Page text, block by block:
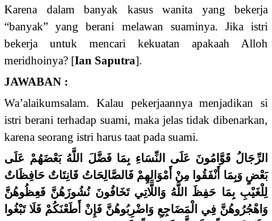
Karena dalam banyak kasus wanita yang bekerja
“banyak” yang berani melawan suaminya. Jika istri
bekerja untuk mencari kekuatan apakaah Alloh
meridhoinya? [Ian Saputra].
JAWABAN :
Wa’alaikumsalam. Kalau pekerjaannya menjadikan si
istri berani terhadap suami, maka jelas tidak dibenarkan,
karena seorang istri harus taat pada suami.
الرِّجَالُ قَوَّامُونَ عَلَى النِّسَاءِ بِمَا فَضَّلَ اللَّهُ بَعْضَهُمْ عَلَى
بَعْضٍ وَبِمَا أَنْفَقُوا مِنْ أَمْوَالِهِمْ فَالصَّالِحَاتُ قَانِتَاتٌ حَافِظَاتٌ
لِلْغَيْبِ بِمَا حَفِظَ اللَّهُ وَاللَّاتِي تَخَافُونَ نُشُوزَهُنَّ فَعِظُوهُنَّ
وَاهْجُرُوهُنَّ فِي الْمَضَاجِعِ وَاضْرِبُوهُنَّ فَإِنْ أَطَعْنَكُمْ فَلَا تَبْغُوا